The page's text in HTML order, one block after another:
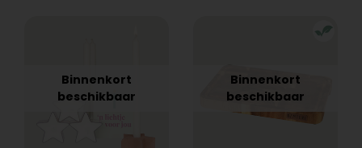
Binnenkort
beschikbaar
Binnenkort
beschikbaar